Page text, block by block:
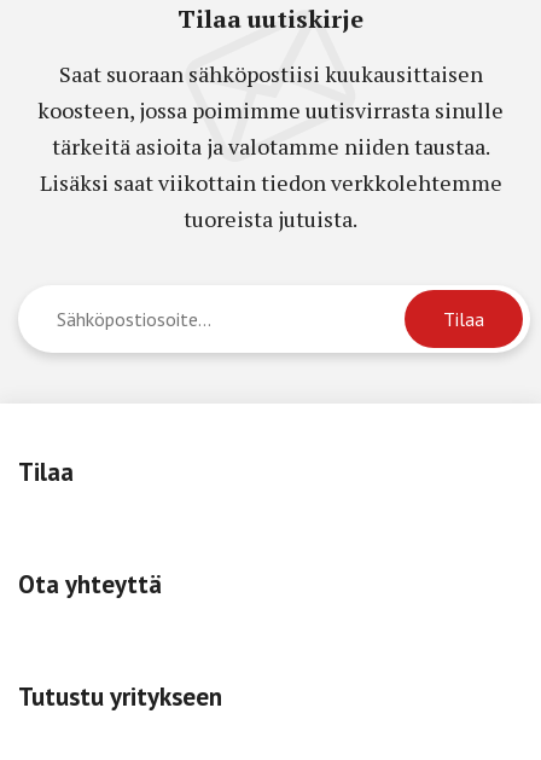
Tilaa uutiskirje
Saat suoraan sähköpostiisi kuukausittaisen
koosteen, jossa poimimme uutisvirrasta sinulle
tärkeitä asioita ja valotamme niiden taustaa.
Lisäksi saat viikottain tiedon verkkolehtemme
tuoreista jutuista.
Tilaa
Ota yhteyttä
Tutustu yritykseen